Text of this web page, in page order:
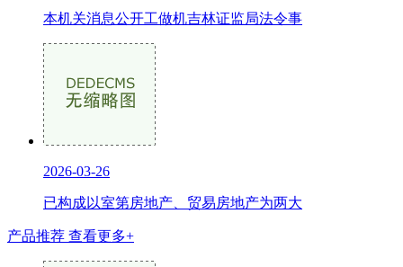
本机关消息公开工做机吉林证监局法令事
2026-03-26
已构成以室第房地产、贸易房地产为两大
产品推荐 查看更多+